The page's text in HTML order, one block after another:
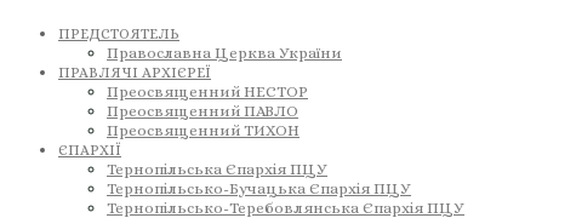
ПРЕДСТОЯТЕЛЬ
Православна Церква України
ПРАВЛЯЧІ АРХІЄРЕЇ
Преосвященний НЕСТОР
Преосвященний ПАВЛО
Преосвященний ТИХОН
ЄПАРХІЇ
Тернопільська Єпархія ПЦУ
Тернопільсько-Бучацька Єпархія ПЦУ
Тернопільсько-Теребовлянська Єпархія ПЦУ